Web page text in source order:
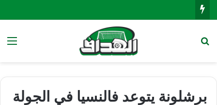
برشلونة يتوعد فالنسيا في الجولة